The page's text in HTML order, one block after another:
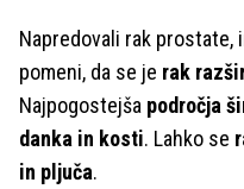
Napredovali rak prostate,
pomeni, da se je rak
Najpogostejša področja
danka in kosti. Lahko se
in pljuča.